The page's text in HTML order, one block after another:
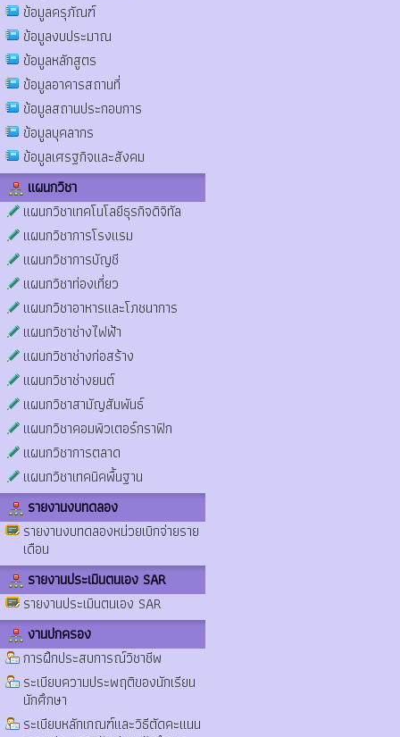
ข้อมูลครุภัณฑ์
ข้อมูลงบประมาณ
ข้อมูลหลักสูตร
ข้อมูลอาคารสถานที่
ข้อมูลสถานประกอบการ
ข้อมูลบุคลากร
ข้อมูลเศรฐกิจและสังคม
แผนกวิชา
แผนกวิชาเทคโนโลยีธุรกิจดิจิทัล
แผนกวิชาการโรงแรม
แผนกวิชาการบัญชี
แผนกวิชาท่องเที่ยว
แผนกวิชาอาหารและโภชนาการ
แผนกวิชาช่างไฟฟ้า
แผนกวิชาช่างก่อสร้าง
แผนกวิชาช่างยนต์
แผนกวิชาสามัญสัมพันธ์
แผนกวิชาคอมพิวเตอร์กราฟิก
แผนกวิชาการตลาด
แผนกวิชาเทคนิคพื้นฐาน
รายงานงบทดลอง
รายงานงบทดลองหน่วยเบิกจ่ายราย
เดือน
รายงานประเมินตนเอง SAR
รายงานประเมินตนเอง SAR
งานปกครอง
การฝึกประสบการณ์วิชาชีพ
ระเบียบความประพฤติของนักเรียน
นักศึกษา
ระเบียบหลักเกณฑ์และวิธีตัดคะแนน